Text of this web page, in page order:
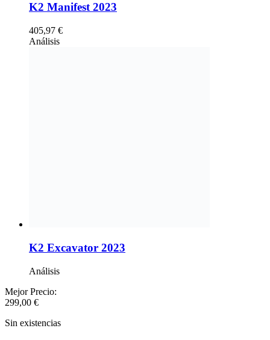
K2 Manifest 2023
405,97 €
Análisis
K2 Excavator 2023
Análisis
Mejor Precio:
299,00 €
Sin existencias